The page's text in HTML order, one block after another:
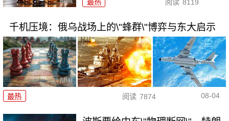
最热 阅读 8119
千机压境：俄乌战场上的\"蜂群\"博弈与东大启示
最热 阅读 7874 08-04